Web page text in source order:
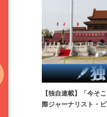
【独自連載】「今そ
際ジャーナリスト・